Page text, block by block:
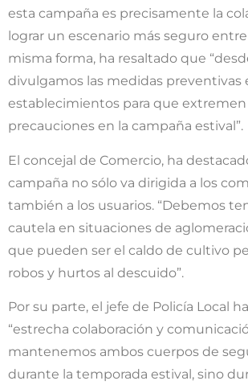
esta campaña es precisamente la
lograr un escenario más seguro entre
misma forma, ha resaltado que
divulgamos las medidas preventivas
establecimientos para que extremen
precauciones en la campaña estival”.
El concejal de Comercio, ha
campaña no sólo va dirigida a los
también a los usuarios. “Debemos
cautela en situaciones de
que pueden ser el caldo de cultivo
robos y hurtos al descuido”.
Por su parte, el jefe de Policía Local
“estrecha colaboración y
mantenemos ambos cuerpos de
durante la temporada estival, sino